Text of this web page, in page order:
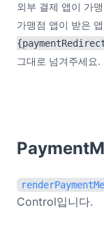
외부 결제 앱이 가
가맹점 앱이 받은
그대로 넘겨주세요.
Control입니다.